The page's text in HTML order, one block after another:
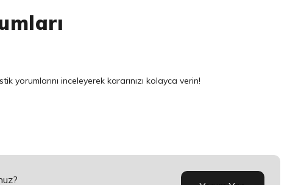
yorumlarını inceleyerek kararınızı kolayca verin!